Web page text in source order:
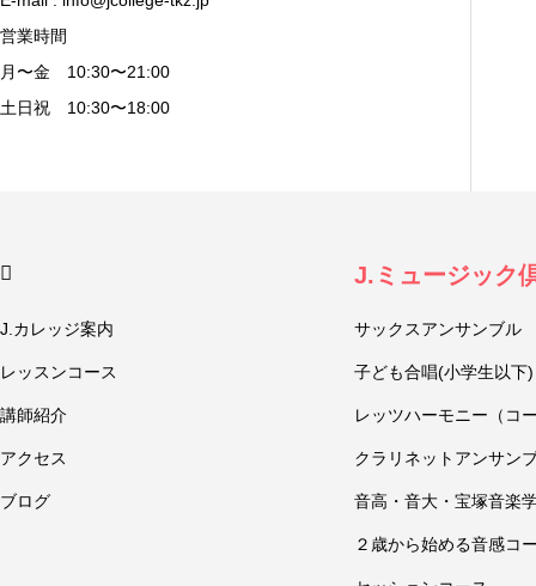
営業時間
月〜金 10:30〜21:00
土日祝 10:30〜18:00
J.カレッジ案内
レッスンコース
講師紹介
アクセス
ブログ
J.ミュージック
サックスアンサンブル
子ども合唱(小学生以下)
レッツハーモニー（コ
クラリネットアンサン
音高・音大・宝塚音楽
２歳から始める音感コ